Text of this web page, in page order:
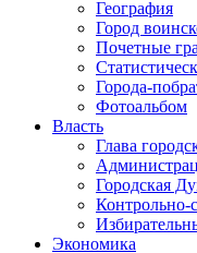
География
Город
Почетные
Города-
Фотоальбом
Власть
Глава
Городская
Контрольно-
Экономика